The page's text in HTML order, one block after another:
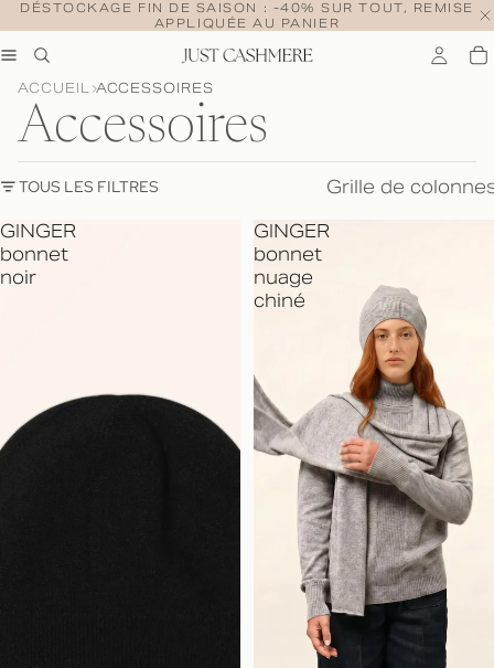
DÉSTOCKAGE FIN DE SAISON : -40% SUR TOUT, REMISE
APPLIQUÉE AU PANIER
ACCUEIL ACCESSOIRES
Accessoires
TOUS LES FILTRES
Grille de
GINGER
bonnet
noir
GINGER
bonnet
nuage
chiné